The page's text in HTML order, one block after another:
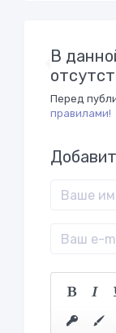
В
Перед
правилами!